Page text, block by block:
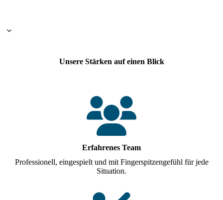
Unsere Stärken auf einen Blick
Erfahrenes Team
Professionell, eingespielt und mit Fingerspitzengefühl für jede
Situation.